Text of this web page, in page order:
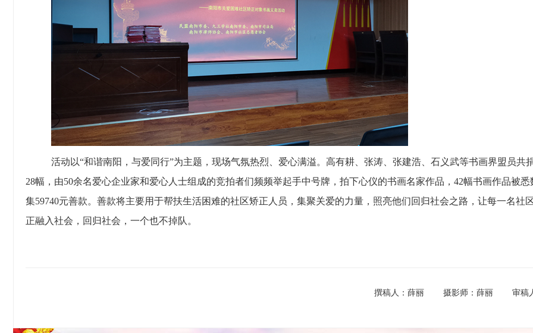
活动以“和谐南阳，与爱同行”为主题，现场气氛热烈、爱心满溢。高有耕、张涛、张建浩、石义武等书画界盟员共
28幅，由50余名爱心企业家和爱心人士组成的竞拍者们频频举起手中号牌，拍下心仪的书画名家作品，42幅书画作品被
集59740元善款。善款将主要用于帮扶生活困难的社区矫正人员，集聚关爱的力量，照亮他们回归社会之路，让每一名社
正融入社会，回归社会，一个也不掉队。
撰稿人：薛丽 摄影师：薛丽 审